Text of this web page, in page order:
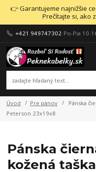
👉 Garantujeme najnižšie
Prečítajte si, ako
+421 949747302 Po-Pia 10-
Úvod Pre pánov
Pánska
Peterson 23x19x8
Pánska
kožená